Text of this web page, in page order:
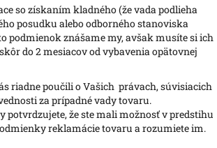
so získaním kladného (že vada podlieha
posudku alebo odborného stanoviska
podmienok znášame my, avšak musíte si ich
do 2 mesiacov od vybavenia opätovnej
riadne poučili o Vašich právach, súvisiacich
za prípadné vady tovaru.
potvrdzujete, že ste mali možnosť v predstihu
reklamácie tovaru a rozumiete im.